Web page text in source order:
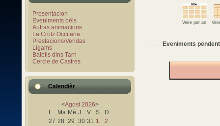
Presentacion
Eveniments bèls
Autras animacions
La Crotz Occitana
Prestacions/Vendas
Ligams
Balètis dins Tarn
Cercle de Castres
Calendièr
<Agost 2026>
L
Ma Mè J V S
D
27 28 29 30 31 1
2
Veire per an
Eveniments pendent